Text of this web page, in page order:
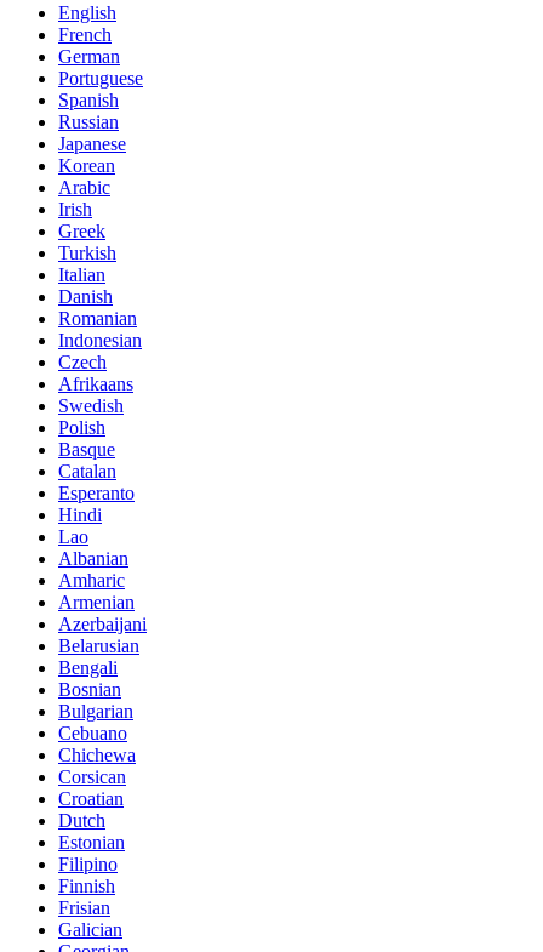
English
French
German
Portuguese
Spanish
Russian
Japanese
Korean
Arabic
Irish
Greek
Turkish
Italian
Danish
Romanian
Indonesian
Czech
Afrikaans
Swedish
Polish
Basque
Catalan
Esperanto
Hindi
Lao
Albanian
Amharic
Armenian
Azerbaijani
Belarusian
Bengali
Bosnian
Bulgarian
Cebuano
Chichewa
Corsican
Croatian
Dutch
Estonian
Filipino
Finnish
Frisian
Galician